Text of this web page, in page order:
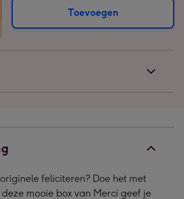
Toevoegen
feliciteren? Doe het met
mooie box van Merci geef je